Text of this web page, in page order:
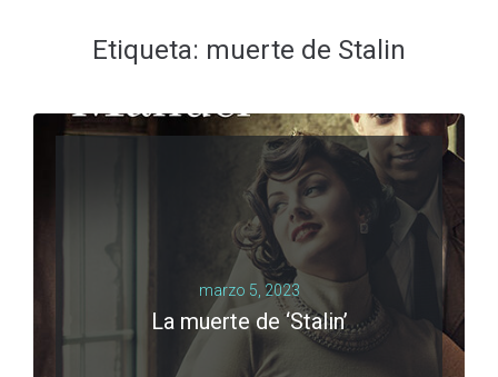
Etiqueta: muerte de Stalin
marzo 5, 2023
La muerte de ‘Stalin’
LEER MÁS
0 comments